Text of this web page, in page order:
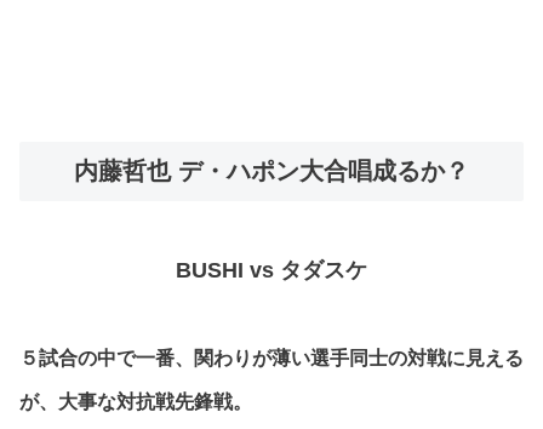
内藤哲也 デ・ハポン大合唱成るか？
BUSHI vs タダスケ
５試合の中で一番、関わりが薄い選手同士の対戦に見える
が、大事な対抗戦先鋒戦。